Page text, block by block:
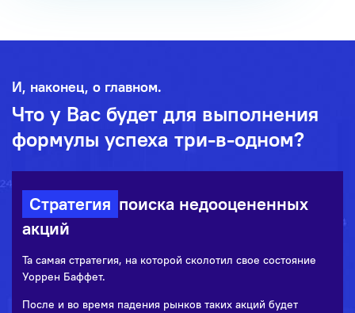
И, наконец, о главном.
Что у Вас будет для выполнения
формулы успеха три-в-одном?
Стратегия поиска недооцененных
акций
Та самая стратегия, на которой сколотил свое состояние
Уоррен Баффет.
После и во время падения рынков таких акций будет